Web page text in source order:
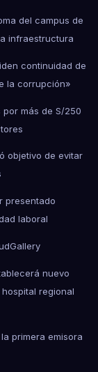
del campus de
infraestructura
continuidad de
la corrupción»
por más de S/250
objetivo de evitar
presentado
laboral
Gallery
nuevo
regional
primera emisora